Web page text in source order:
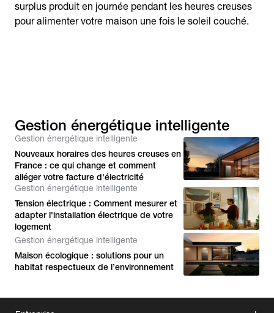
surplus produit en journée pendant les heures creuses
pour alimenter votre maison une fois le soleil couché.
Gestion énergétique intelligente
Gestion énergétique intelligente
Nouveaux horaires des heures creuses en
France : ce qui change et comment
alléger votre facture d'électricité
Gestion énergétique intelligente
Tension électrique : Comment mesurer et
adapter l'installation électrique de votre
logement
Gestion énergétique intelligente
Maison écologique : solutions pour un
habitat respectueux de l’environnement